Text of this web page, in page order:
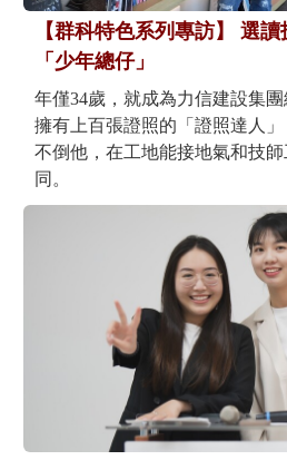
【群科特色系列專訪】 選
「少年總仔」
年僅34歲，就成為力信建設集
擁有上百張證照的「證照達人
不倒他，在工地能接地氣和技
同。